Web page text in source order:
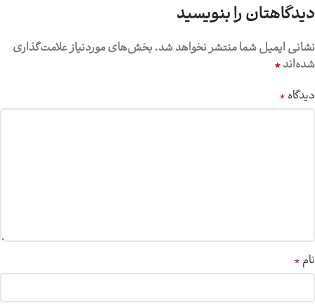
دیدگاهتان را بنویسید
نشانی ایمیل شما منتشر نخواهد شد.بخش‌های موردنیاز علامت‌گذاری
شده‌اند*
دیدگاه*
نام*